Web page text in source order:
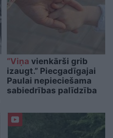
“Viņa vienkārši grib
izaugt.” Piecgadīgajai
Paulai nepieciešama
sabiedrības palīdzība